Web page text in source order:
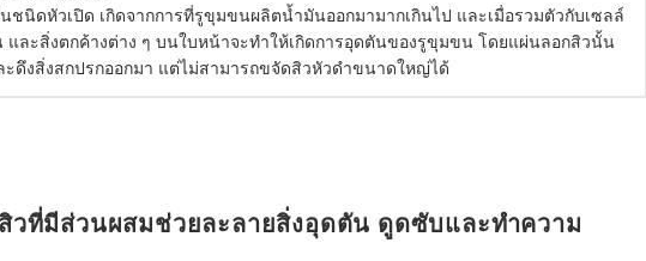
ชนิดหัวเปิด เกิดจากการที่รูขุมขนผลิตน้ำมันออกมามากเกินไป และเมื่อรวมตัวกับเซลล์
และสิ่งตกค้างต่าง ๆ บนใบหน้าจะทำให้เกิดการอุดตันของรูขุมขน โดยแผ่นลอกสิวนั้น
ดึงสิ่งสกปรกออกมา แต่ไม่สามารถขจัดสิวหัวดำขนาดใหญ่ได้
วที่มีส่วนผสมช่วยละลายสิ่งอุดตัน ดูดซับและทำความ